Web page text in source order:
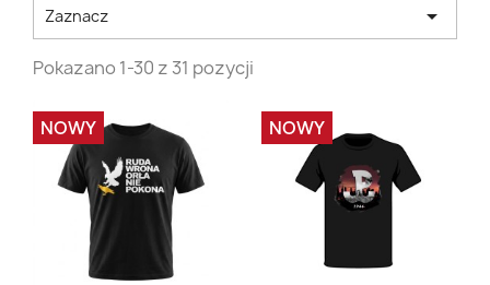
Zaznacz 
Pokazano 1-30 z 31 pozycji
NOWY NOWY